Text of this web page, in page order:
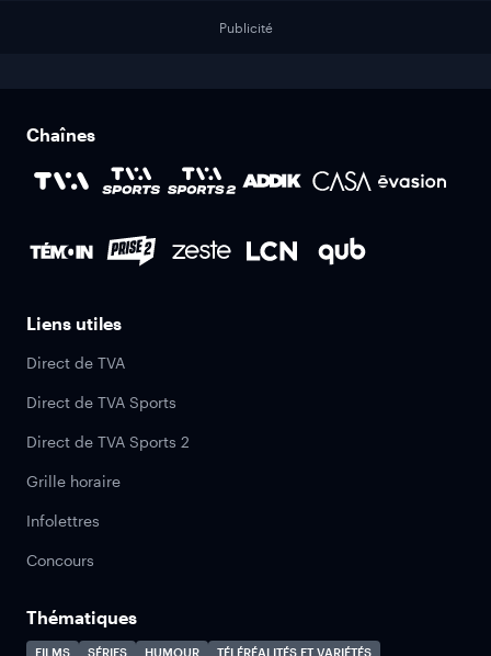
Publicité
Chaînes
Liens utiles
Direct de TVA
Direct de TVA Sports
Direct de TVA Sports 2
Grille horaire
Infolettres
Concours
Thématiques
FILMS SÉRIES HUMOUR
TÉLÉRÉALITÉS ET VARIÉTÉS